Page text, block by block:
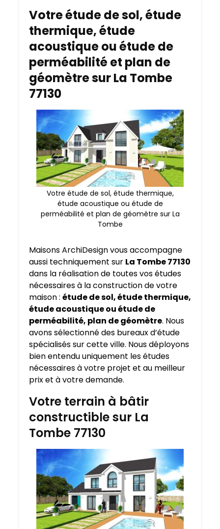
Votre étude de sol, étude
thermique, étude
acoustique ou étude de
perméabilité et plan de
géomètre sur La Tombe
77130
Votre étude de sol, étude thermique,
étude acoustique ou étude de
perméabilité et plan de géomètre sur La
Tombe
Maisons ArchiDesign vous accompagne
aussi techniquement sur La Tombe 77130
dans la réalisation de toutes vos études
nécessaires à la construction de votre
maison : étude de sol, étude thermique,
étude acoustique ou étude de
perméabilité, plan de géomètre. Nous
avons sélectionné des bureaux d’étude
spécialisés sur cette ville. Nous déployons
bien entendu uniquement les études
nécessaires à votre projet et au meilleur
prix et à votre demande.
Votre terrain à bâtir
constructible sur La
Tombe 77130